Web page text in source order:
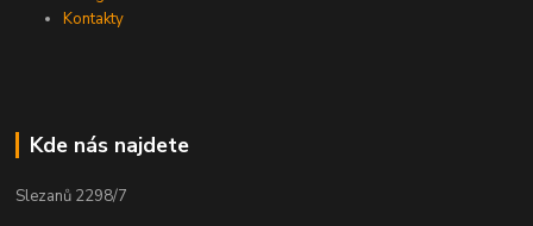
Kontakty
Kde nás najdete
Slezanů 2298/7